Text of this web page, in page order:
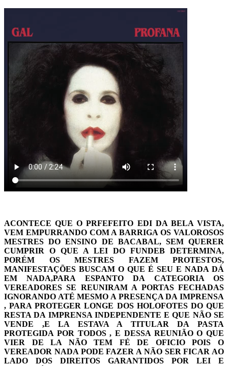
ACONTECE QUE O PRFEFEITO EDI DA BELA VISTA,
VEM EMPURRANDO COM A BARRIGA OS VALOROSOS
MESTRES DO ENSINO DE BACABAL, SEM QUERER
CUMPRIR O QUE A LEI DO FUNDEB DETERMINA,
PORÉM OS MESTRES FAZEM PROTESTOS,
MANIFESTAÇÕES BUSCAM O QUE É SEU E NADA DÁ
EM NADA,PARA ESPANTO DA CATEGORIA OS
VEREADORES SE REUNIRAM A PORTAS FECHADAS
IGNORANDO ATÉ MESMO A PRESENÇA DA IMPRENSA
, PARA PROTEGER LONGE DOS HOLOFOTES DO QUE
RESTA DA IMPRENSA INDEPENDENTE E QUE NÃO SE
VENDE ,E LA ESTAVA A TITULAR DA PASTA
PROTEGIDA POR TODOS , E DESSA REUNIÃO O QUE
VIER DE LA NÃO TEM FÉ DE OFICIO POIS O
VEREADOR NADA PODE FAZER A NÃO SER FICAR AO
LADO DOS DIREITOS GARANTIDOS POR LEI E